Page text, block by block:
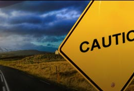
tảng giao dịch Metatrader
Dành cho đối tác Các chiến dịch